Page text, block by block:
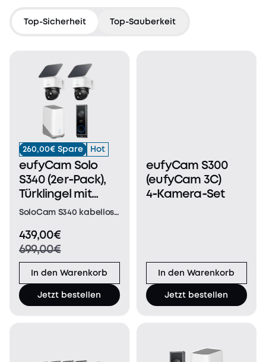
Top-Sicherheit Top-Sauberkeit
260,00€ Spare Hot
eufyCam Solo
S340 (2er‑Pack),
Türklingel mit
Kamera E340
und HomeBase™
3
SoloCam S340 kabellose
Dual-Kamera-Klarheit
bis zu 15m,
Solarbetrieben, einmal
installiert – immer aktiv,
360° Überwachung
ohne Tote Winkel, Zwei
439,00€
699,00€
In den Warenkorb
Jetzt bestellen
eufyCam S300
(eufyCam 3C)
4‑Kamera‑Set
In den Warenkorb
Jetzt bestellen